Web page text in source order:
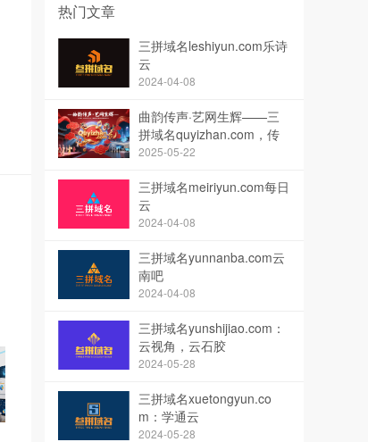
热门文章
三拼域名leshiyun.com乐诗
云
2024-04-08
曲韵传声·艺网生辉——三
拼域名quyizhan.com，传
统文化与数字时代的完美共
2025-05-22
三拼域名meiriyun.com每日
云
2024-04-08
三拼域名yunnanba.com云
南吧
2024-04-08
三拼域名yunshijiao.com：
云视角，云石胶
2024-05-28
三拼域名xuetongyun.co
m：学通云
2024-05-28